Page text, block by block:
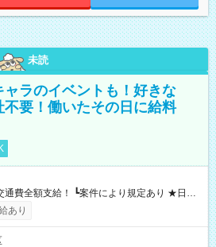
未読
ラのイベントも！好きな
要！働いたその日に給料
） ┗働いたその日に現金GET♪ お仕事後はコ
を引き落とせます！ 【試用期間】試
あり